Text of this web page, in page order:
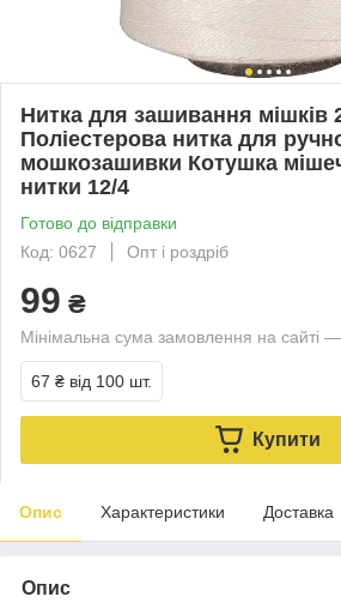
Нитка для зашивання мішків
Поліестерова нитка для
мошкозашивки Котушка
нитки 12/4
Готово до відправки
Код: 0627
Опт і роздріб
99 ₴
Мінімальна сума замовлення на сайті
67 ₴ від 100 шт.
Купити
Опис Характеристики Доставка
Опис